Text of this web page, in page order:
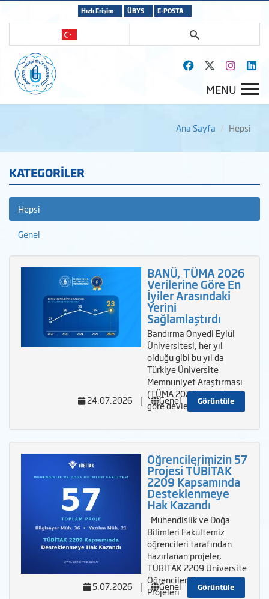
Hızlı Erişim ÜBYS E-POSTA
MENU
Ana Sayfa Hepsi
KATEGORİLER
Hepsi
Genel
BANÜ, TÜMA 2026
Verilerine Göre En
İyiler Arasındaki
Yerini
Sağlamlaştırdı
Bandırma Onyedi Eylül
Üniversitesi, her yıl
olduğu gibi bu yıl da
Türkiye Üniversite
Memnuniyet Araştırması
(TÜMA 2026) sonuçlarına
göre devlet
Görüntüle
24.07.2026 | Genel
Öğrencilerimizin 57
Projesi TÜBİTAK
2209 Kapsamında
Desteklenmeye
Hak Kazandı
Mühendislik ve Doğa
Bilimleri Fakültemiz
öğrencileri tarafından
hazırlanan projeler,
TÜBİTAK 2209 Üniversite
Öğrencileri Araştırma
Projeleri
Görüntüle
5.07.2026 | Genel